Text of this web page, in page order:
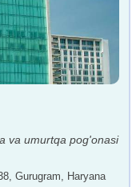
va umurtqa pog'onasi
Gurugram, Haryana